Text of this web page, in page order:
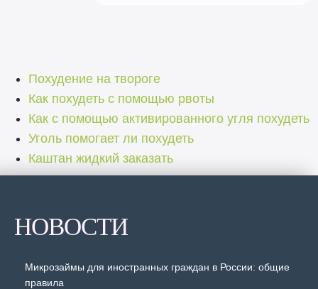
Похудение на твороге
Как похудеть с помощью рвоты
Как с помощью активированного угля похудеть
Уголь помогает ли похудеть
Каштан жидкий заказать
НОВОСТИ
Микрозаймы для иностранных граждан в России: общие
правила